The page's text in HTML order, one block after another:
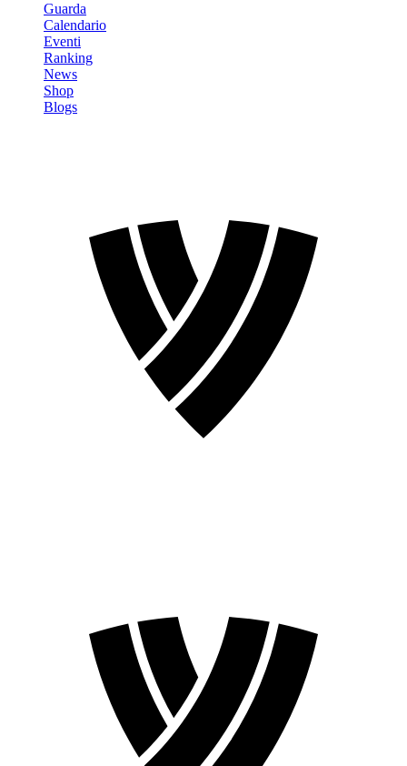
Guarda
Calendario
Eventi
Ranking
News
Shop
Blogs